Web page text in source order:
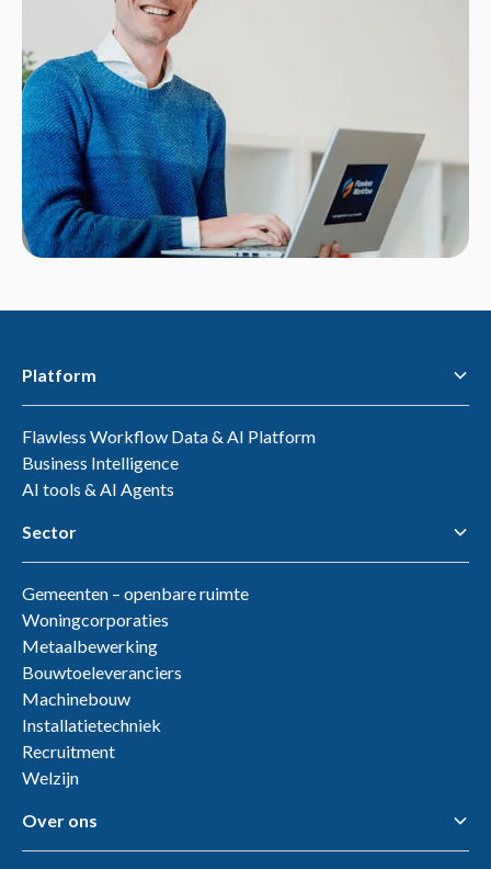
Platform
Flawless Workflow Data & AI Platform
Business Intelligence
AI tools & AI Agents
Sector
Gemeenten – openbare ruimte
Woningcorporaties
Metaalbewerking
Bouwtoeleveranciers
Machinebouw
Installatietechniek
Recruitment
Welzijn
Over ons